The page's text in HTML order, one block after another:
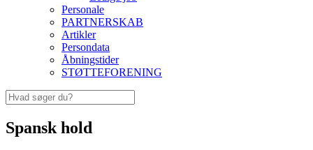
Personale
PARTNERSKAB
Artikler
Persondata
Åbningstider
STØTTEFORENING
Spansk hold